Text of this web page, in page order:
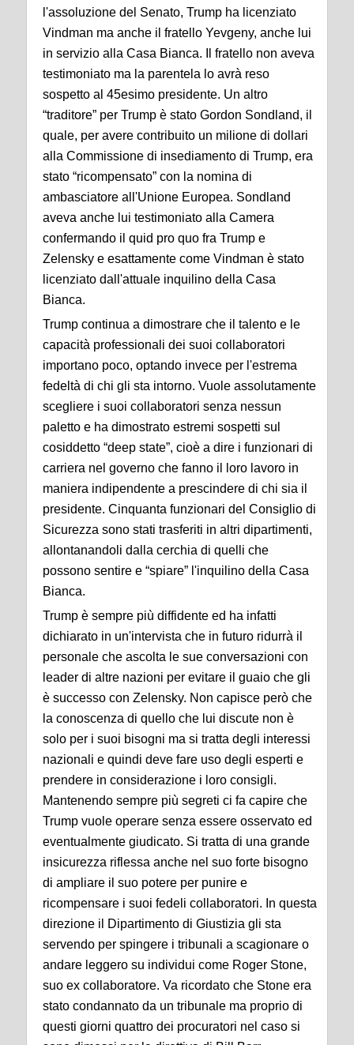
l'assoluzione del Senato, Trump ha licenziato
Vindman ma anche il fratello Yevgeny, anche lui
in servizio alla Casa Bianca. Il fratello non aveva
testimoniato ma la parentela lo avrà reso
sospetto al 45esimo presidente. Un altro
“traditore” per Trump è stato Gordon Sondland, il
quale, per avere contribuito un milione di dollari
alla Commissione di insediamento di Trump, era
stato “ricompensato” con la nomina di
ambasciatore all'Unione Europea. Sondland
aveva anche lui testimoniato alla Camera
confermando il quid pro quo fra Trump e
Zelensky e esattamente come Vindman è stato
licenziato dall'attuale inquilino della Casa
Bianca.
Trump continua a dimostrare che il talento e le
capacità professionali dei suoi collaboratori
importano poco, optando invece per l'estrema
fedeltà di chi gli sta intorno. Vuole assolutamente
scegliere i suoi collaboratori senza nessun
paletto e ha dimostrato estremi sospetti sul
cosiddetto “deep state”, cioè a dire i funzionari di
carriera nel governo che fanno il loro lavoro in
maniera indipendente a prescindere di chi sia il
presidente. Cinquanta funzionari del Consiglio di
Sicurezza sono stati trasferiti in altri dipartimenti,
allontanandoli dalla cerchia di quelli che
possono sentire e “spiare” l'inquilino della Casa
Bianca.
Trump è sempre più diffidente ed ha infatti
dichiarato in un'intervista che in futuro ridurrà il
personale che ascolta le sue conversazioni con
leader di altre nazioni per evitare il guaio che gli
è successo con Zelensky. Non capisce però che
la conoscenza di quello che lui discute non è
solo per i suoi bisogni ma si tratta degli interessi
nazionali e quindi deve fare uso degli esperti e
prendere in considerazione i loro consigli.
Mantenendo sempre più segreti ci fa capire che
Trump vuole operare senza essere osservato ed
eventualmente giudicato. Si tratta di una grande
insicurezza riflessa anche nel suo forte bisogno
di ampliare il suo potere per punire e
ricompensare i suoi fedeli collaboratori. In questa
direzione il Dipartimento di Giustizia gli sta
servendo per spingere i tribunali a scagionare o
andare leggero su individui come Roger Stone,
suo ex collaboratore. Va ricordato che Stone era
stato condannato da un tribunale ma proprio di
questi giorni quattro dei procuratori nel caso si